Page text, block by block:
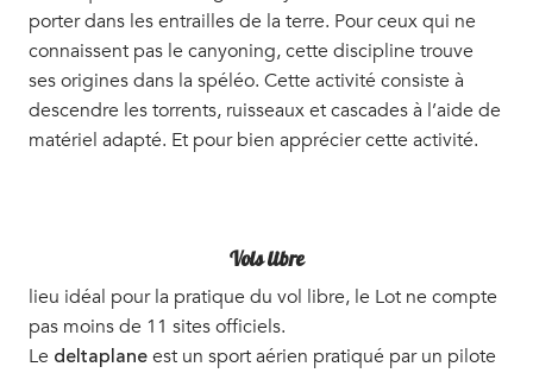
porter dans les entrailles de la terre. Pour ceux qui ne
connaissent pas le canyoning, cette discipline trouve
ses origines dans la spéléo. Cette activité consiste à
descendre les torrents, ruisseaux et cascades à l’aide de
matériel adapté. Et pour bien apprécier cette activité.
Vols libre
lieu idéal pour la pratique du vol libre, le Lot ne compte
pas moins de 11 sites officiels.
Le deltaplane est un sport aérien pratiqué par un pilote